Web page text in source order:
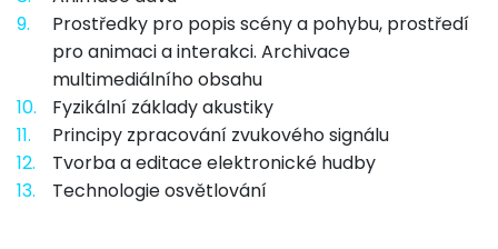
9.
Prostředky pro popis scény a pohybu, prostředí
pro animaci a interakci. Archivace
multimediálního obsahu
10.
Fyzikální základy akustiky
11.
Principy zpracování zvukového signálu
12.
Tvorba a editace elektronické hudby
13.
Technologie osvětlování